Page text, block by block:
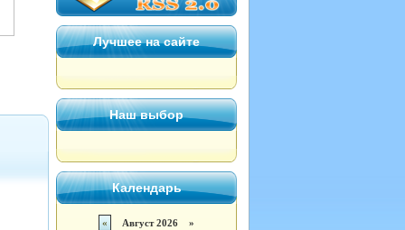
Лучшее на сайте
Наш выбор
Календарь
«
Август 2026 »